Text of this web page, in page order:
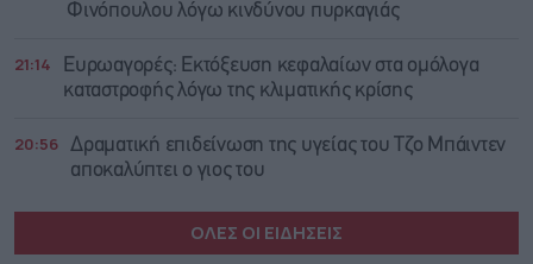
Φινόπουλου λόγω κινδύνου πυρκαγιάς
21:14
Ευρωαγορές: Εκτόξευση κεφαλαίων στα ομόλογα
καταστροφής λόγω της κλιματικής κρίσης
20:56 Δραματική επιδείνωση της υγείας του Τζο Μπάιντεν
αποκαλύπτει ο γιος του
ΟΛΕΣ ΟΙ ΕΙΔΗΣΕΙΣ